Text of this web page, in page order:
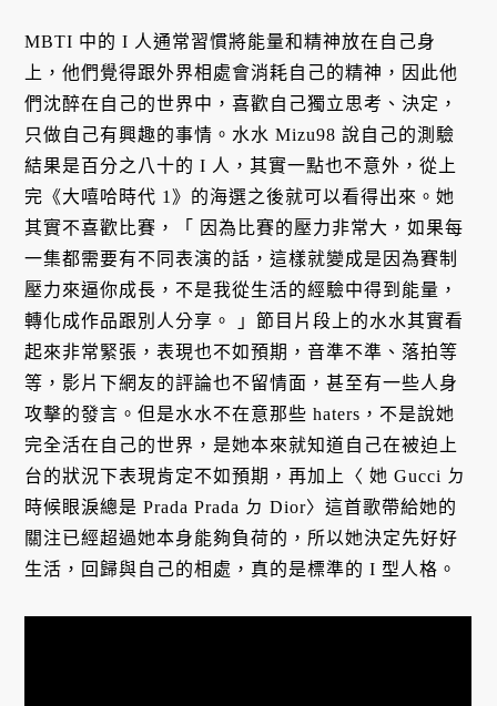
MBTI 中的 I 人通常習慣將能量和精神放在自己身
上，他們覺得跟外界相處會消耗自己的精神，因此他
們沈醉在自己的世界中，喜歡自己獨立思考、決定，
只做自己有興趣的事情。水水 Mizu98 說自己的測驗
結果是百分之八十的 I 人，其實一點也不意外，從上
完《大嘻哈時代 1》的海選之後就可以看得出來。她
其實不喜歡比賽，「 因為比賽的壓力非常大，如果每
一集都需要有不同表演的話，這樣就變成是因為賽制
壓力來逼你成長，不是我從生活的經驗中得到能量，
轉化成作品跟別人分享。 」節目片段上的水水其實看
起來非常緊張，表現也不如預期，音準不準、落拍等
等，影片下網友的評論也不留情面，甚至有一些人身
攻擊的發言。但是水水不在意那些 haters，不是說她
完全活在自己的世界，是她本來就知道自己在被迫上
台的狀況下表現肯定不如預期，再加上〈 她 Gucci ㄉ
時候眼淚總是 Prada Prada ㄉ Dior〉這首歌帶給她的
關注已經超過她本身能夠負荷的，所以她決定先好好
生活，回歸與自己的相處，真的是標準的 I 型人格。